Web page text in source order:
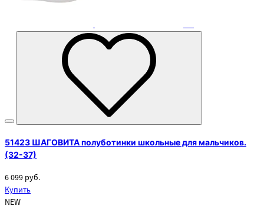
51423 ШАГОВИТА полуботинки школьные для мальчиков.
(32-37)
6 099 руб.
Купить
NEW